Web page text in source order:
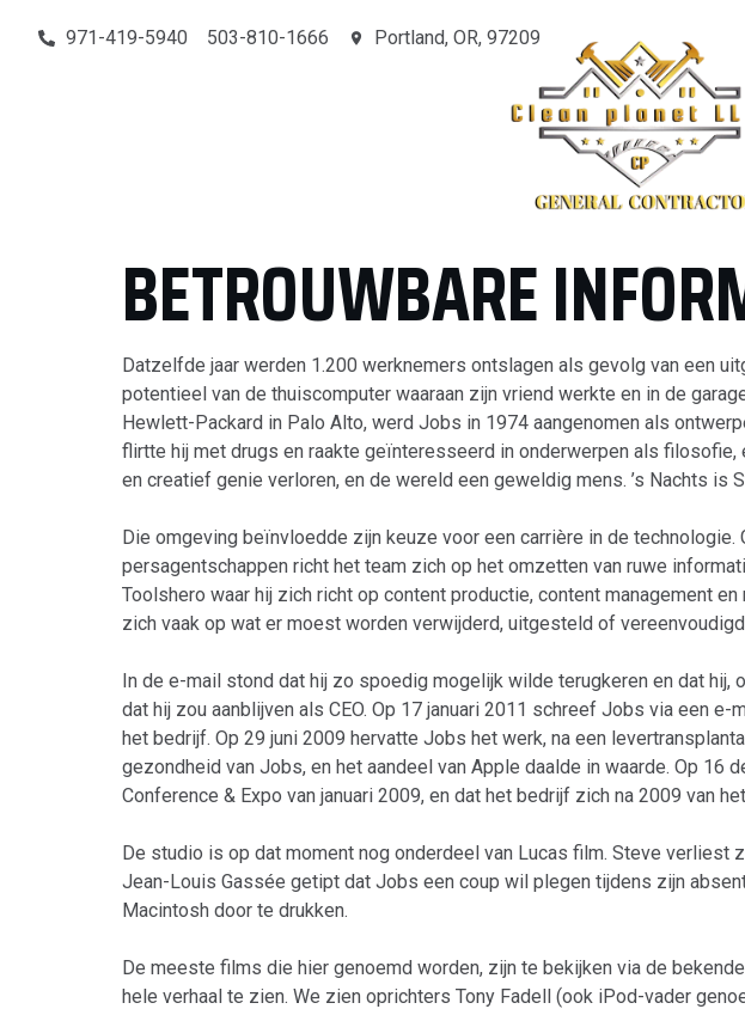
971-419-5940 503-810-1666 Portland, OR, 97209
BETROUWBARE
Datzelfde jaar werden 1.200 werknemers ontslagen als gevolg van een
potentieel van de thuiscomputer waaraan zijn vriend werkte en in de
Hewlett-Packard in Palo Alto, werd Jobs in 1974 aangenomen als
flirtte hij met drugs en raakte geïnteresseerd in onderwerpen als
en creatief genie verloren, en de wereld een geweldig mens. ’s Nachts is
Die omgeving beïnvloedde zijn keuze voor een carrière in de
persagentschappen richt het team zich op het omzetten van ruwe
Toolshero waar hij zich richt op content productie, content management
zich vaak op wat er moest worden verwijderd, uitgesteld of
In de e-mail stond dat hij zo spoedig mogelijk wilde terugkeren en dat
dat hij zou aanblijven als CEO. Op 17 januari 2011 schreef Jobs via een
het bedrijf. Op 29 juni 2009 hervatte Jobs het werk, na een
gezondheid van Jobs, en het aandeel van Apple daalde in waarde. Op
Conference & Expo van januari 2009, en dat het bedrijf zich na 2009 van
De studio is op dat moment nog onderdeel van Lucas film. Steve
Jean-Louis Gassée getipt dat Jobs een coup wil plegen tijdens zijn
Macintosh door te drukken.
De meeste films die hier genoemd worden, zijn te bekijken via de
hele verhaal te zien. We zien oprichters Tony Fadell (ook iPod-vader